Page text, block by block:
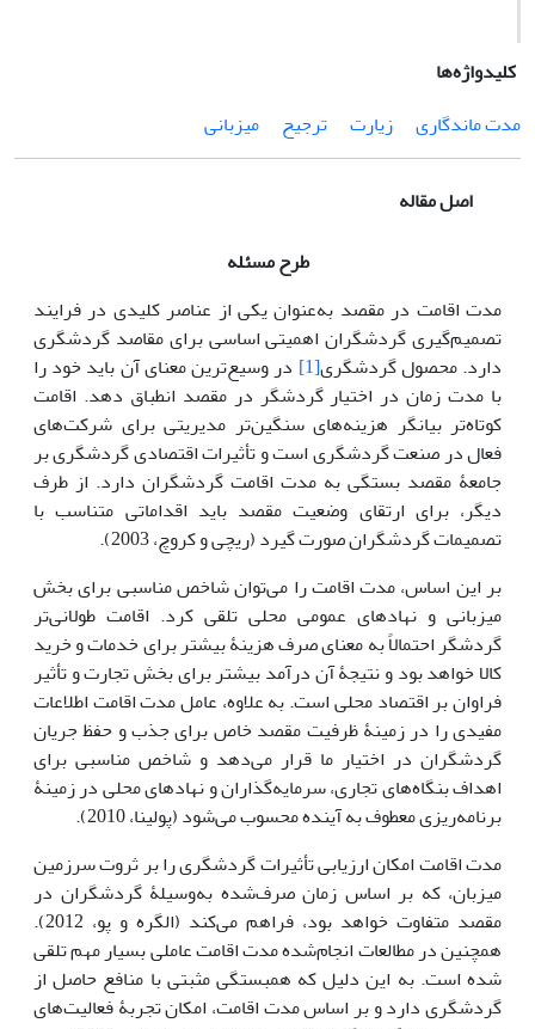
کلیدواژه‌ها
مدت ماندگاری
زیارت ترجیح میزبانی
اصل مقاله
طرح مسئله
مدت اقامت در مقصد به‌عنوان یکی از عناصر کلیدی در فرایند
تصمیم‌گیری گردشگران اهمیتی اساسی برای مقاصد گردشگری
دارد. محصول گردشگری[1]
در وسیع‌ترین معنای آن باید خود را
با مدت زمان در اختیار گردشگر در مقصد انطباق دهد. اقامت
کوتاه‌تر بیانگر هزینه‌های سنگین‌تر مدیریتی برای شرکت‌های
فعال در صنعت گردشگری است و تأثیرات اقتصادی گردشگری بر
جامعۀ مقصد بستگی به مدت اقامت گردشگران دارد. از طرف
دیگر، برای ارتقای وضعیت مقصد باید اقداماتی متناسب با
تصمیمات گردشگران صورت گیرد (ریچی و کروچ، 2003).
بر این اساس، مدت اقامت را می‌توان شاخص مناسبی برای بخش
میزبانی و نهادهای عمومی محلی تلقی کرد. اقامت طولانی‌تر
گردشگر احتمالاً به معنای صرف هزینۀ بیشتر برای خدمات و خرید
کالا خواهد بود و نتیجۀ آن درآمد بیشتر برای بخش تجارت و تأثیر
فراوان بر اقتصاد محلی است. به علاوه، عامل مدت اقامت اطلاعات
مفیدی را در زمینۀ ظرفیت مقصد خاص برای جذب و حفظ جریان
گردشگران در اختیار ما قرار می‌دهد و شاخص مناسبی برای
اهداف بنگاه‌های تجاری، سرمایه‌گذاران و نهادهای محلی در زمینۀ
برنامه‌ریزی معطوف به آینده محسوب می‌شود (پولینا، 2010).
مدت اقامت امکان ارزیابی تأثیرات گردشگری را بر ثروت سرزمین
میزبان، که بر اساس زمان صرف‌شده به‌وسیلۀ گردشگران در
مقصد متفاوت خواهد بود، فراهم می‌کند (الگره و پو، 2012).
همچنین در مطالعات انجام‌شده مدت اقامت عاملی بسیار مهم تلقی
شده است. به این دلیل که همبستگی مثبتی با منافع حاصل از
گردشگری دارد و بر اساس مدت اقامت، امکان تجربۀ فعالیت‌های